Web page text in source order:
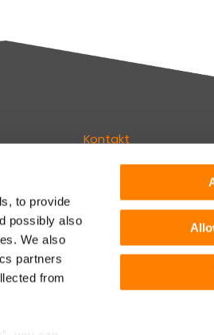
to provide
possibly also
We also
partners
from
Kontakt